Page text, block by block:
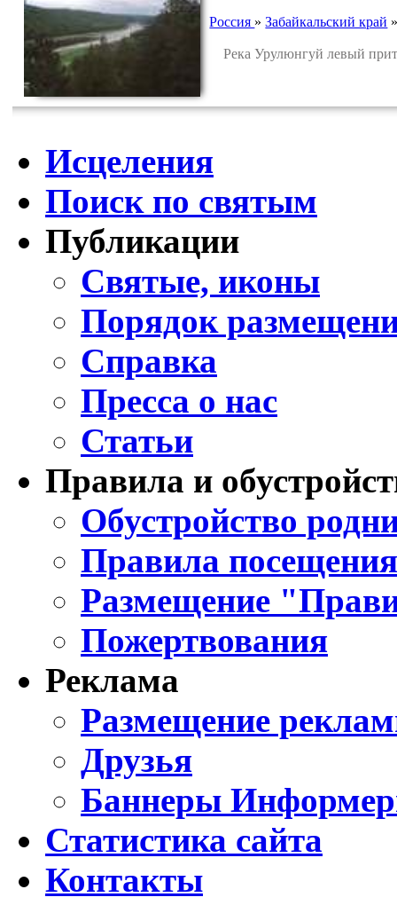
Россия »Забайкальский край
Река Урулюнгуй левый
Исцеления
Поиск по святым
Публикации
Святые, иконы
Порядок
Справка
Пресса о нас
Статьи
Правила и
Обустройство
Правила
Размещение
Пожертвования
Реклама
Размещение
Друзья
Баннеры
Статистика сайта
Контакты